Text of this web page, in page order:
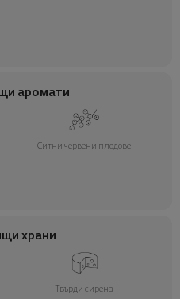
аромати
Ситни червени плодове
храни
Твърди сирена